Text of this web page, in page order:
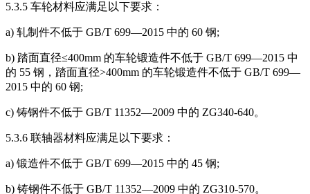
5.3.5 车轮材料应满足以下要求：
a) 轧制件不低于 GB/T 699—2015 中的 60 钢;
b) 踏面直径≤400mm 的车轮锻造件不低于 GB/T 699—2015 中
的 55 钢，踏面直径>400mm 的车轮锻造件不低于 GB/T 699—
2015 中的 60 钢;
c) 铸钢件不低于 GB/T 11352—2009 中的 ZG340-640。
5.3.6 联轴器材料应满足以下要求：
a) 锻造件不低于 GB/T 699—2015 中的 45 钢;
b) 铸钢件不低于 GB/T 11352—2009 中的 ZG310-570。